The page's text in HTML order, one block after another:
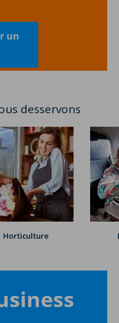
un
desservons
Horticulture